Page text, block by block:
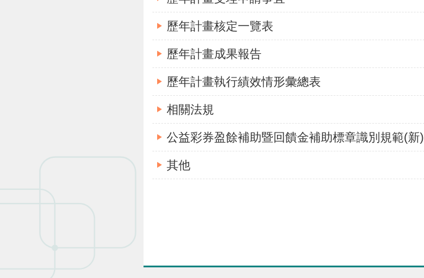
歷年計畫核定一覽表
歷年計畫成果報告
歷年計畫執行績效情形彙總表
相關法規
公益彩券盈餘補助暨回饋金補助標章識別規範(新)
其他